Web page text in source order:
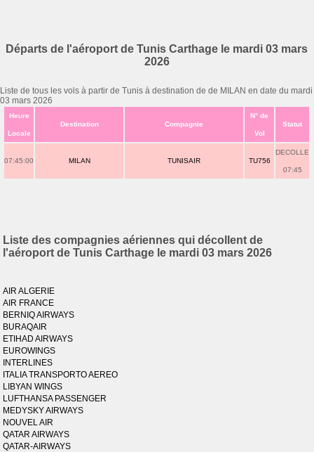
Départs de l'aéroport de Tunis Carthage le mardi 03 mars
2026
Liste de tous les vols à partir de Tunis à destination de de MILAN en date du mardi
03 mars 2026
Heure
Locale
Destination Compagnie
N° de
Vol
Statut
07:45:00 MILAN TUNISAIR TU756
DECOLLE
07:45
Liste des compagnies aériennes qui décollent de
l'aéroport de Tunis Carthage le mardi 03 mars 2026
AIR ALGERIE
AIR FRANCE
BERNIQ AIRWAYS
BURAQAIR
ETIHAD AIRWAYS
EUROWINGS
INTERLINES
ITALIA TRANSPORTO AEREO
LIBYAN WINGS
LUFTHANSA PASSENGER
MEDYSKY AIRWAYS
NOUVEL AIR
QATAR AIRWAYS
QATAR-AIRWAYS